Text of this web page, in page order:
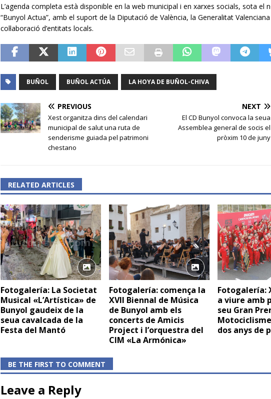
L’agenda completa està disponible en la web municipal i en xarxes socials, sota el
“Bunyol Actua”, amb el suport de la Diputació de València, la Generalitat
col·laboració d’entitats locals.
BUÑOL BUÑOL ACTÚA LA HOYA DE BUÑOL-CHIVA
PREVIOUS
Xest organitza dins del calendari
municipal de salut una ruta de
senderisme guiada pel patrimoni
chestano
NEXT
El CD Bunyol convoca la seua
Assemblea general de socis el
pròxim 10 de juny
RELATED ARTICLES
Fotogalería: La Societat
Musical «L’Artística» de
Bunyol gaudeix de la
seua cavalcada de la
Festa del Mantó
Fotogalería: comença la
XVII Biennal de Música
de Bunyol amb els
concerts de Amicis
Project i l’orquestra del
CIM «La Armónica»
Fotogalería:
a viure amb
seu Gran
dos anys de
BE THE FIRST TO COMMENT
Leave a Reply